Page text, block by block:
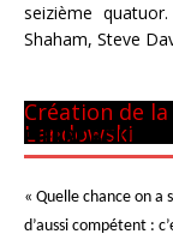
seizième
Shaham, Steve
Panthéon -
CM GUILINI
Arthur &
à New-York
avec L.
A Tel-Aviv
Avec Michel
Dernier
Concert
Avec Seiji
Création de
Landowski
PIERRE BOULEZ
« Quelle chance on a
d’aussi compétent :